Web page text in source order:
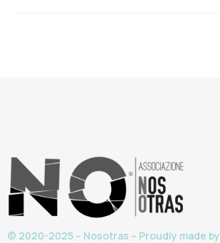
© 2020-2025 – Nosotras – Proudly made by